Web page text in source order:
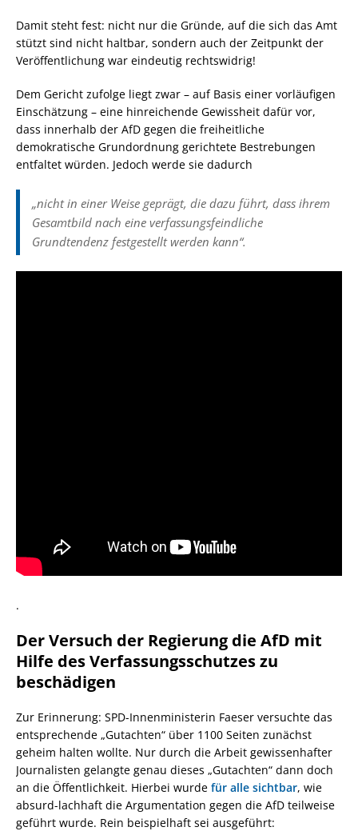
Damit steht fest: nicht nur die Gründe, auf die sich das Amt
stützt sind nicht haltbar, sondern auch der Zeitpunkt der
Veröffentlichung war eindeutig rechtswidrig!
Dem Gericht zufolge liegt zwar – auf Basis einer vorläufigen
Einschätzung – eine hinreichende Gewissheit dafür vor,
dass innerhalb der AfD gegen die freiheitliche
demokratische Grundordnung gerichtete Bestrebungen
entfaltet würden. Jedoch werde sie dadurch
„nicht in einer Weise geprägt, die dazu führt, dass ihrem
Gesamtbild nach eine verfassungsfeindliche
Grundtendenz festgestellt werden kann“.
.
Der Versuch der Regierung die AfD mit
Hilfe des Verfassungsschutzes zu
beschädigen
Zur Erinnerung: SPD-Innenministerin Faeser versuchte das
entsprechende „Gutachten“ über 1100 Seiten zunächst
geheim halten wollte. Nur durch die Arbeit gewissenhafter
Journalisten gelangte genau dieses „Gutachten“ dann doch
an die Öffentlichkeit. Hierbei wurde für alle sichtbar, wie
absurd-lachhaft die Argumentation gegen die AfD teilweise
geführt wurde. Rein beispielhaft sei ausgeführt: